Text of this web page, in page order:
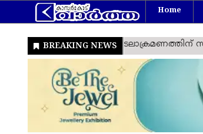
Home